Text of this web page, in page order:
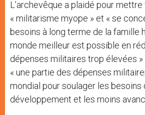
L’archevêque a plaidé pour mettre
« militarisme myope » et « se
besoins à long terme de la famille
monde meilleur est possible en
dépenses militaires trop élevées
« une partie des dépenses
mondial pour soulager les besoins
développement et les moins